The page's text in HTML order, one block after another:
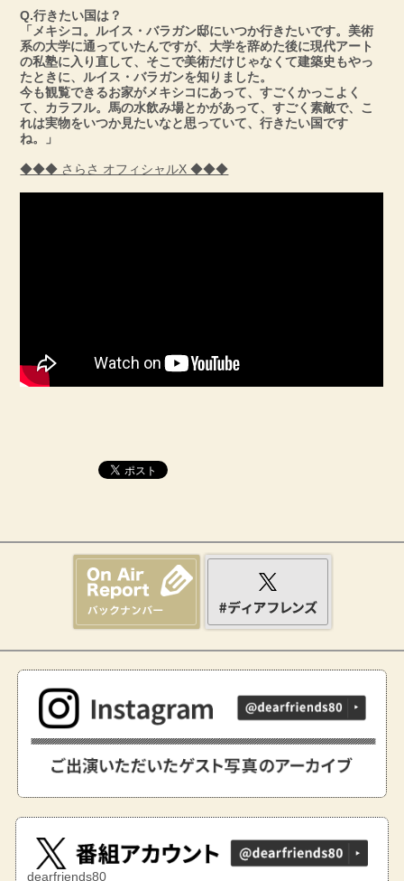
Q.行きたい国は？
「メキシコ。ルイス・バラガン邸にいつか行きたいです。美術
系の大学に通っていたんですが、大学を辞めた後に現代アート
の私塾に入り直して、そこで美術だけじゃなくて建築史もやっ
たときに、ルイス・バラガンを知りました。
今も観覧できるお家がメキシコにあって、すごくかっこよく
て、カラフル。馬の水飲み場とかがあって、すごく素敵で、こ
れは実物をいつか見たいなと思っていて、行きたい国です
ね。」
◆◆◆ さらさ オフィシャルX ◆◆◆
dearfriends80